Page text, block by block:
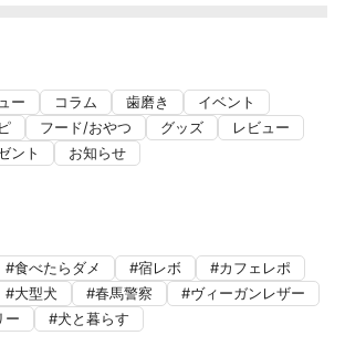
ー コラム 歯磨き
イベント
フード/おやつ グッズ
レビュー
ント お知らせ
食べたらダメ 宿レボ
カフェレポ
大型犬 春馬警察
ヴィーガンレザー
ー
犬と暮らす